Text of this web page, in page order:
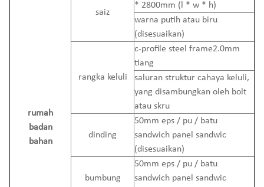
rumah
badan
bahan
saiz
* 2800mm (l * w * h)
warna putih atau biru
(disesuaikan)
rangka keluli
c-profile steel frame2.0mm
tiang
saluran struktur cahaya keluli,
yang disambungkan oleh bolt
atau skru
dinding
50mm eps / pu / batu
sandwich panel sandwic
(disesuaikan)
bumbung
50mm eps / pu / batu
sandwich panel sandwic